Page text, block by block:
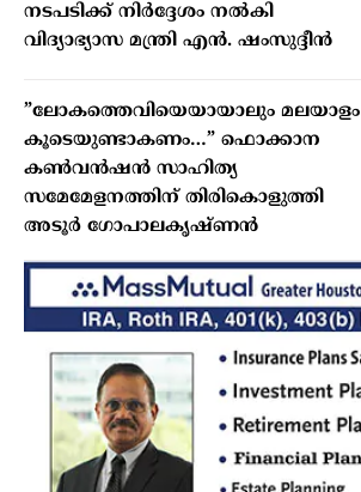
നടപടിക്ക് നിർദ്ദേശം നൽകി
വിദ്യാഭ്യാസ മന്ത്രി എൻ. ഷംസുദ്ദീൻ
”ലോകത്തെവിയെയായാലും മലയാളം
കൂടെയുണ്ടാകണം…” ഫൊക്കാന
കണ്‍വന്‍ഷന്‍ സാഹിത്യ
സമേമേളനത്തിന് തിരികൊളുത്തി
അടൂര്‍ ഗോപാലകൃഷ്ണന്‍